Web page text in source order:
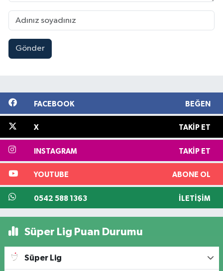
Gönder
FACEBOOK BEĞEN
X TAKIP ET
INSTAGRAM TAKIP ET
YOUTUBE ABONE OL
0542 588 1363 İLETIŞIM
Süper Lig Puan Durumu
Süper Lig